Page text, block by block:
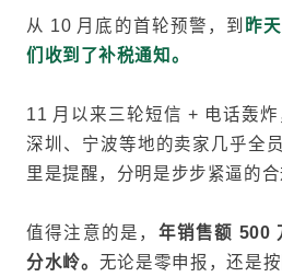
从 10 月底的首轮预警，到 昨
们收到了补税通知。
11 月以来三轮短信 + 电话轰炸
深圳、宁波等地的卖家几乎全
里是提醒，分明是步步紧逼的合
值得注意的是， 年销售额 500
分水岭。 无论是零申报，还是